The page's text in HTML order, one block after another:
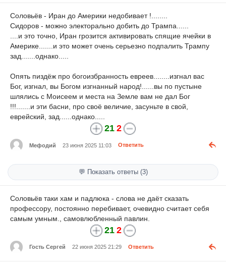
Соловьёв - Иран до Америки недобивает !........
Сидоров - можно электорально добить до Трампа......
....и это точно, Иран грозится активировать спящие ячейки в
Америке.......и это может очень серьезно подпалить Трампу
зад.......однако.....
Опять пиздёж про богоизбранность евреев........изгнал вас
Бог, изгнал, вы Богом изгнанный народ!......вы по пустыне
шлялись с Моисеем и места на Земле вам не дал Бог
!!!.......и эти басни, про своё величие, засуньте в свой,
еврейский, зад......однако.....
21 2
Мефодий 23 июня 2025 11:03 Ответить
💬 Показать ответы (3)
Соловьёв таки хам и падлюка - слова не даёт сказать
профессору, постоянно перебивает, очевидно считает себя
самым умным., самовлюбленный павлин.
21 2
Гость Сергей 22 июня 2025 21:29 Ответить